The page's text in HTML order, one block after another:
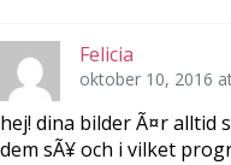
Felicia
oktober 10, 2016
hej! dina bilder Ã¤r alltid
dem sÃ¥ och i vilket